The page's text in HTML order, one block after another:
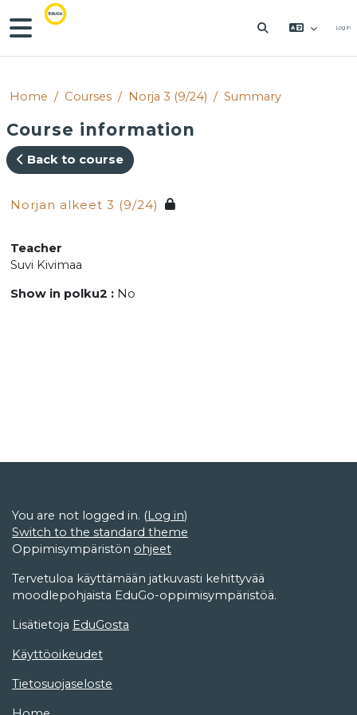
Skip to main content
Side panel
TOGGLE Log in
Home Courses Norja 3 (9/24) Summary
Course information
Back to course
Norjan alkeet 3 (9/24)
Teacher
Suvi Kivimaa
Show in polku2 : No
You are not logged in. (Log in)
Switch to the standard theme
Oppimisympäristön ohjeet
Tervetuloa käyttämään jatkuvasti kehittyvää
moodlepohjaista EduGo-oppimisympäristöä.
Lisätietoja EduGosta
Käyttöoikeudet
Tietosuojaseloste